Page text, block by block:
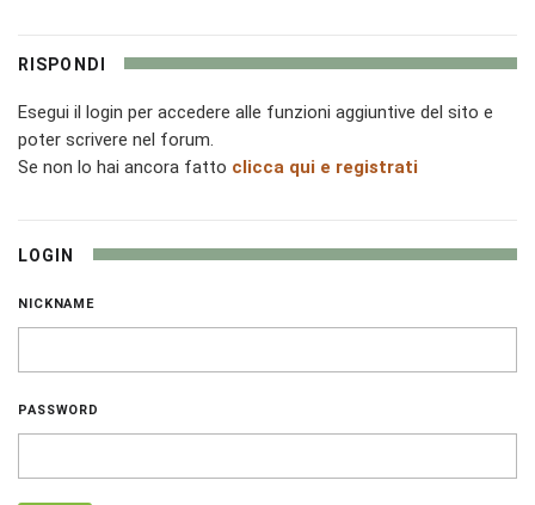
RISPONDI
Esegui il login per accedere alle funzioni aggiuntive del sito e
poter scrivere nel forum.
Se non lo hai ancora fatto clicca qui e registrati
LOGIN
NICKNAME
PASSWORD